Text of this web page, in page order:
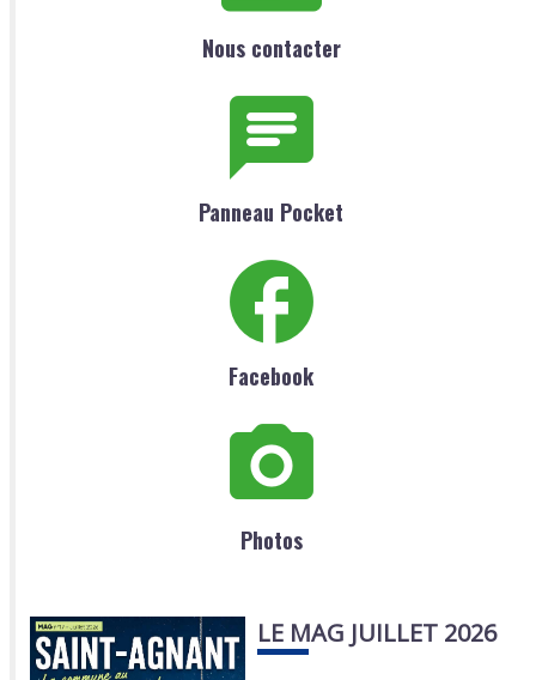
Nous contacter
Panneau Pocket
Facebook
Photos
LE MAG JUILLET 2026